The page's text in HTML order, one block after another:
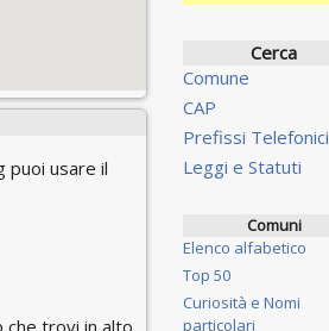
puoi usare il
che trovi in alto.
Cerca
Comune
CAP
Prefissi Telefonici
Leggi e Statuti
Comuni
Elenco alfabetico
Top 50
Curiosità e Nomi
particolari